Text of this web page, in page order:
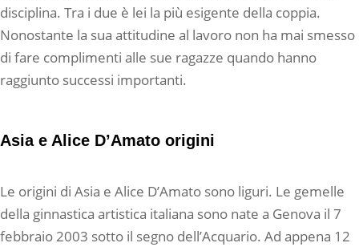
disciplina. Tra i due è lei la più esigente della coppia.
Nonostante la sua attitudine al lavoro non ha mai smesso
di fare complimenti alle sue ragazze quando hanno
raggiunto successi importanti.
Asia e Alice D’Amato origini
Le origini di Asia e Alice D’Amato sono liguri. Le gemelle
della ginnastica artistica italiana sono nate a Genova il 7
febbraio 2003 sotto il segno dell’Acquario. Ad appena 12